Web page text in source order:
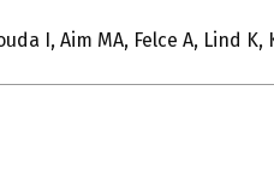
I, Aim MA, Felce A, Lind